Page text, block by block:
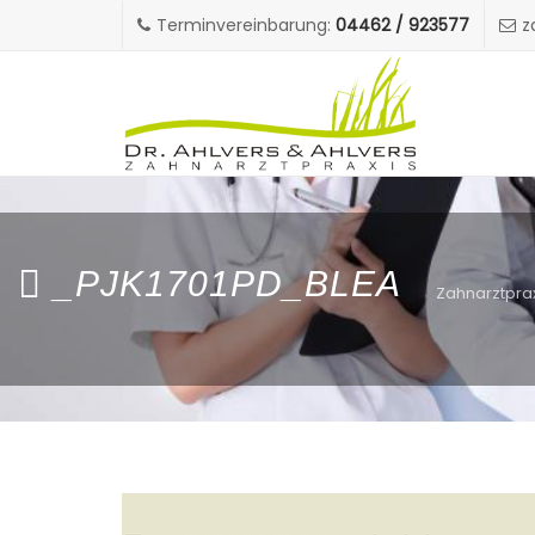
Terminvereinbarung: 04462 / 923577
_PJK1701PD_BLEA